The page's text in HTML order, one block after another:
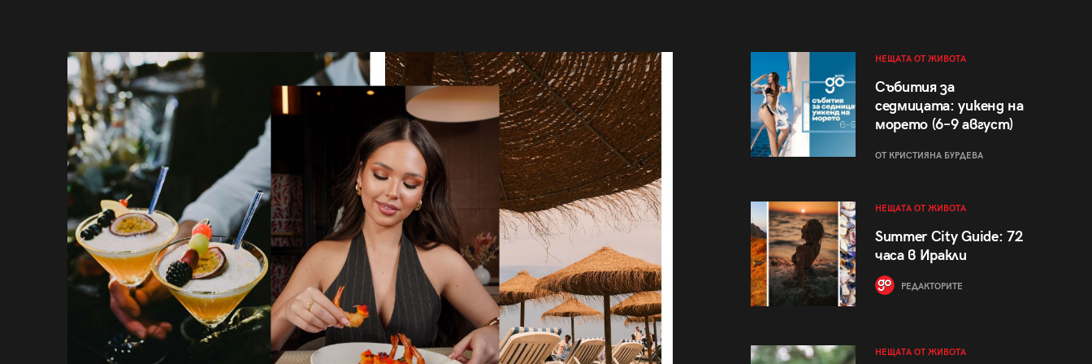
НЕЩАТА ОТ ЖИВОТА
Събития за
седмицата: уикенд на
морето (6–9 август)
ОТ КРИСТИЯНА БУРДЕВА
НЕЩАТА ОТ ЖИВОТА
Summer City Guide: 72
часа в Иракли
РЕДАКТОРИТЕ
НЕЩАТА ОТ ЖИВОТА